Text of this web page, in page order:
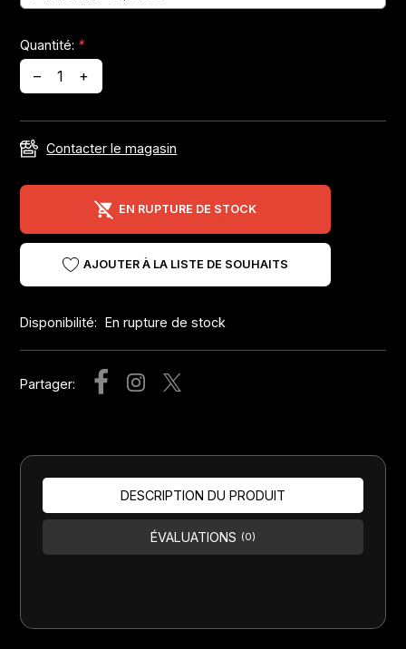
Quantité: *
– +
Contacter le magasin
EN RUPTURE DE STOCK
AJOUTER À LA LISTE DE SOUHAITS
Disponibilité: En rupture de stock
Partager:
DESCRIPTION DU PRODUIT
ÉVALUATIONS (0)
Fourches
Guide Chaine